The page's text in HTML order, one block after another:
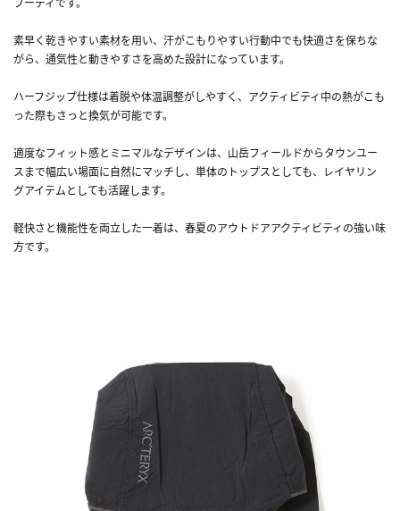
素早く乾きやすい素材を用い、汗がこもりやすい行動中でも快適さを保ちな
がら、通気性と動きやすさを高めた設計になっています。
ハーフジップ仕様は着脱や体温調整がしやすく、アクティビティ中の熱がこも
った際もさっと換気が可能です。
適度なフィット感とミニマルなデザインは、山岳フィールドからタウンユー
スまで幅広い場面に自然にマッチし、単体のトップスとしても、レイヤリン
グアイテムとしても活躍します。
軽快さと機能性を両立した一着は、春夏のアウトドアアクティビティの強い味
方です。